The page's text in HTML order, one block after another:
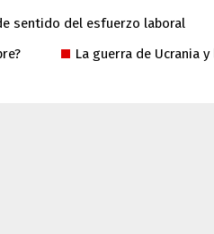
sentido del esfuerzo laboral
La guerra de Ucrania